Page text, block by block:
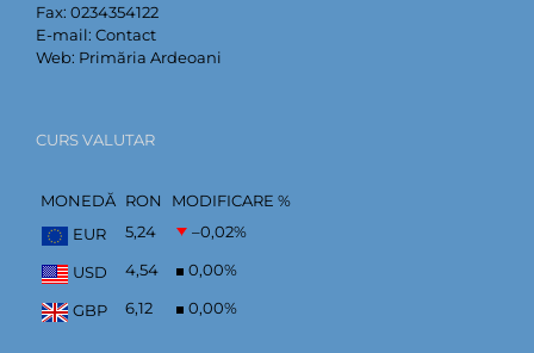
Fax: 0234354122
E-mail: Contact
Web: Primăria Ardeoani
CURS VALUTAR
MONEDĂ RON
MODIFICARE %
EUR
5,24 –0,02%
USD 4,54 0,00%
GBP 6,12 0,00%